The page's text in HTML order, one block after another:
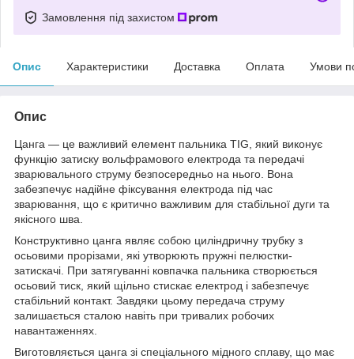
Замовлення під захистом
Опис Характеристики Доставка Оплата Умови
Опис
Цанга — це важливий елемент пальника TIG, який виконує
функцію затиску вольфрамового електрода та передачі
зварювального струму безпосередньо на нього. Вона
забезпечує надійне фіксування електрода під час
зварювання, що є критично важливим для стабільної дуги та
якісного шва.
Конструктивно цанга являє собою циліндричну трубку з
осьовими прорізами, які утворюють пружні пелюстки-
затискачі. При затягуванні ковпачка пальника створюється
осьовий тиск, який щільно стискає електрод і забезпечує
стабільний контакт. Завдяки цьому передача струму
залишається сталою навіть при тривалих робочих
навантаженнях.
Виготовляється цанга зі спеціального мідного сплаву, що має